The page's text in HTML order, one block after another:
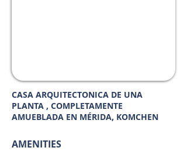
CASA ARQUITECTONICA DE UNA
PLANTA , COMPLETAMENTE
AMUEBLADA EN MÉRIDA, KOMCHEN
AMENITIES